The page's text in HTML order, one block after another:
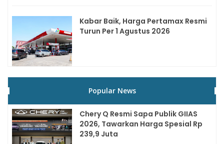
Kabar Baik, Harga Pertamax Resmi
Turun Per 1 Agustus 2026
Popular News
Chery Q Resmi Sapa Publik GIIAS
2026, Tawarkan Harga Spesial Rp
239,9 Juta